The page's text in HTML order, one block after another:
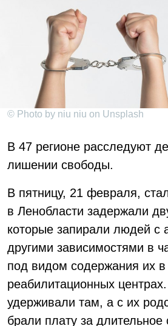
© Photo by niu niu on Unsplash
В 47 регионе расследуют
лишении свободы.
В пятницу, 21 февраля,
в Ленобласти задержали
которые запирали людей с
другими зависимостями в
под видом содержания их в
реабилитационных
удерживали там, а с их
брали плату за длительное